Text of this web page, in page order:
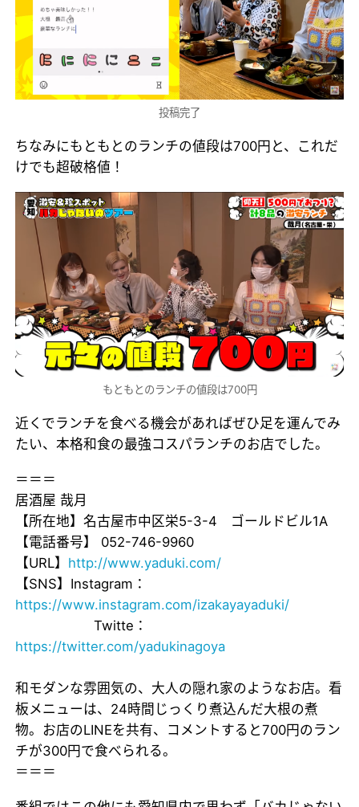
投稿完了
ちなみにもともとのランチの値段は700円と、これだ
けでも超破格値！
もともとのランチの値段は700円
近くでランチを食べる機会があればぜひ足を運んでみ
たい、本格和食の最強コスパランチのお店でした。
＝＝＝
居酒屋 哉月
【所在地】名古屋市中区栄5-3-4 ゴールドビル1A
【電話番号】 052-746-9960
【URL】 http://www.yaduki.com/
【SNS】Instagram：
https://www.instagram.com/izakayayaduki/
Twitte：
https://twitter.com/yadukinagoya
和モダンな雰囲気の、大人の隠れ家のようなお店。看
板メニューは、24時間じっくり煮込んだ大根の煮
物。お店のLINEを共有、コメントすると700円のラン
チが300円で食べられる。
＝＝＝